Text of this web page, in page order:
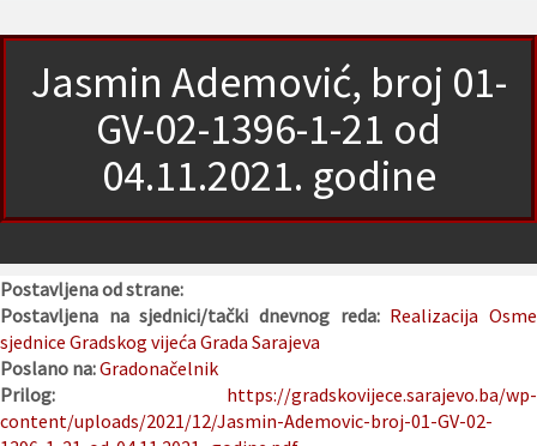
Jasmin Ademović, broj 01-
GV-02-1396-1-21 od
04.11.2021. godine
Postavljena od strane:
Postavljena na sjednici/tački dnevnog reda: Realizacija Osme
sjednice Gradskog vijeća Grada Sarajeva
Poslano na:Gradonačelnik
Prilog: https://gradskovijece.sarajevo.ba/wp-
content/uploads/2021/12/Jasmin-Ademovic-broj-01-GV-02-